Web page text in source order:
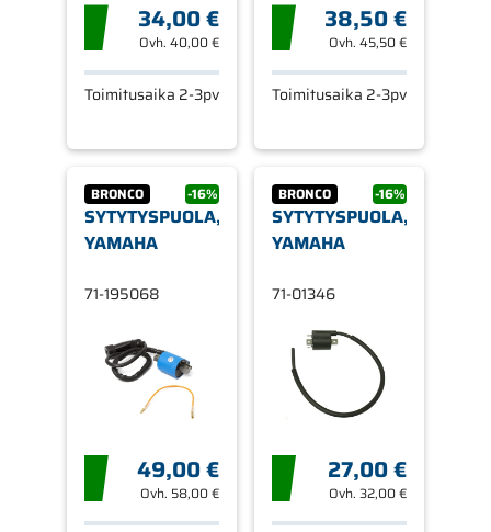
34,00 €
Ovh. 40,00 €
Toimitusaika 2-3pv
38,50 €
Ovh.45,50 €
Toimitusaika 2-3pv
BRONCO -16%
SYTYTYSPUOLA,
YAMAHA
71-195068
49,00 €
Ovh. 58,00 €
BRONCO -16%
SYTYTYSPUOLA,
YAMAHA
71-01346
27,00 €
Ovh.32,00 €